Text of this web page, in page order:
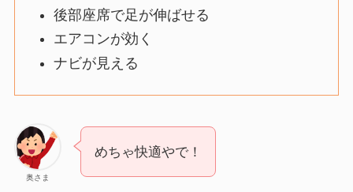
後部座席で足が伸ばせる
エアコンが効く
ナビが見える
奥さま
めちゃ快適やで！